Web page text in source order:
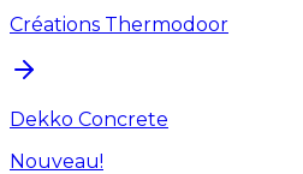
Créations Thermodoor
Dekko Concrete
Nouveau!